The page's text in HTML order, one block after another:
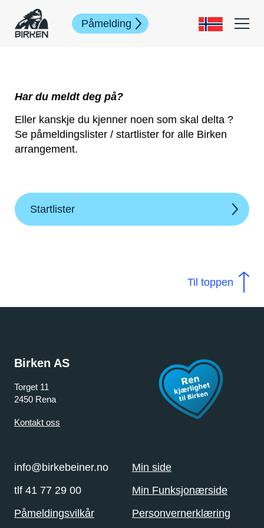
Påmelding
Har du meldt deg på?
Eller kanskje du kjenner noen som skal delta ?
Se påmeldingslister / startlister for alle Birken
arrangement.
Startlister
Til toppen
Birken AS
Torget 11
2450 Rena
Kontakt oss
info@birkebeiner.no
tlf 41 77 29 00
Påmeldingsvilkår
Min side
Min Funksjonærside
Personvernerklæring